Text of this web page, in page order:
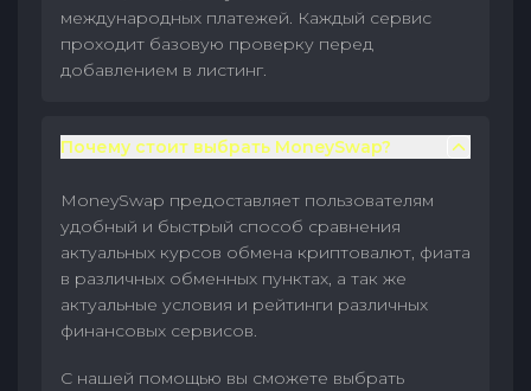
международных платежей. Каждый сервис
проходит базовую проверку перед
добавлением в листинг.
Почему стоит выбрать MoneySwap?
MoneySwap предоставляет пользователям
удобный и быстрый способ сравнения
актуальных курсов обмена криптовалют, фиата
в различных обменных пунктах, а так же
актуальные условия и рейтинги различных
финансовых сервисов.
С нашей помощью вы сможете выбрать